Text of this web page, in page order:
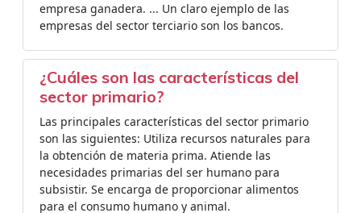
empresa ganadera. ... Un claro ejemplo de las
empresas del sector terciario son los bancos.
¿Cuáles son las características del
sector primario?
Las principales características del sector primario
son las siguientes: Utiliza recursos naturales para
la obtención de materia prima. Atiende las
necesidades primarias del ser humano para
subsistir. Se encarga de proporcionar alimentos
para el consumo humano y animal.